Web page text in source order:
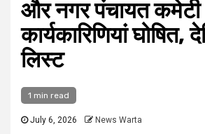
और नगर पंचायत कमेटी
कार्यकारिणियां घोषित,
लिस्ट
1 min read
July 6, 2026 News Warta